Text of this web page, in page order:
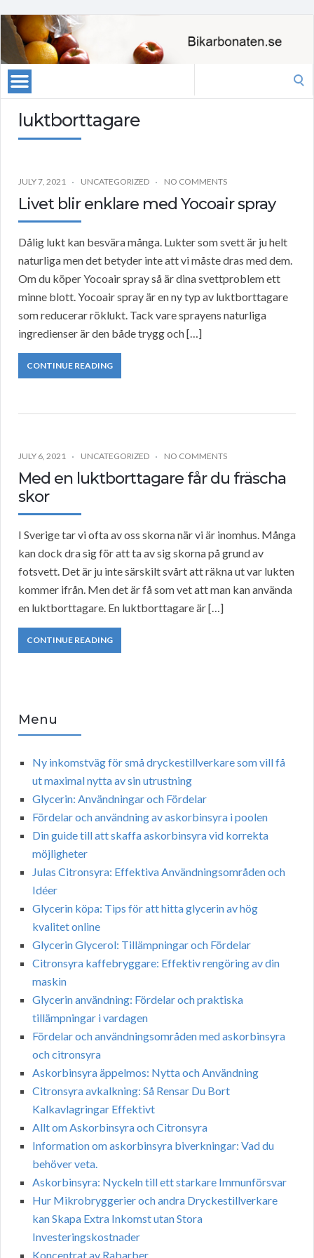
luktborttagare
JULY 7, 2021 UNCATEGORIZED NO COMMENTS
Livet blir enklare med Yocoair spray
Dålig lukt kan besvära många. Lukter som svett är ju helt
naturliga men det betyder inte att vi måste dras med dem.
Om du köper Yocoair spray så är dina svettproblem ett
minne blott. Yocoair spray är en ny typ av luktborttagare
som reducerar röklukt. Tack vare sprayens naturliga
ingredienser är den både trygg och […]
CONTINUE READING
JULY 6, 2021 UNCATEGORIZED NO COMMENTS
Med en luktborttagare får du fräscha
skor
I Sverige tar vi ofta av oss skorna när vi är inomhus. Många
kan dock dra sig för att ta av sig skorna på grund av
fotsvett. Det är ju inte särskilt svårt att räkna ut var lukten
kommer ifrån. Men det är få som vet att man kan använda
en luktborttagare. En luktborttagare är […]
CONTINUE READING
Menu
Ny inkomstväg för små dryckestillverkare som vill få
ut maximal nytta av sin utrustning
Glycerin: Användningar och Fördelar
Fördelar och användning av askorbinsyra i poolen
Din guide till att skaffa askorbinsyra vid korrekta
möjligheter
Julas Citronsyra: Effektiva Användningsområden och
Idéer
Glycerin köpa: Tips för att hitta glycerin av hög
kvalitet online
Glycerin Glycerol: Tillämpningar och Fördelar
Citronsyra kaffebryggare: Effektiv rengöring av din
maskin
Glycerin användning: Fördelar och praktiska
tillämpningar i vardagen
Fördelar och användningsområden med askorbinsyra
och citronsyra
Askorbinsyra äppelmos: Nytta och Användning
Citronsyra avkalkning: Så Rensar Du Bort
Kalkavlagringar Effektivt
Allt om Askorbinsyra och Citronsyra
Information om askorbinsyra biverkningar: Vad du
behöver veta.
Askorbinsyra: Nyckeln till ett starkare Immunförsvar
Hur Mikrobryggerier och andra Dryckestillverkare
kan Skapa Extra Inkomst utan Stora
Investeringskostnader
Koncentrat av Rabarber